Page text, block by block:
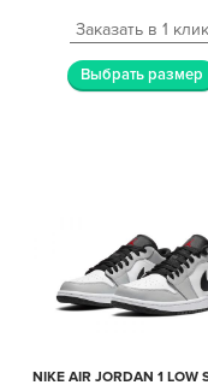
Заказать в 1 клик
Выбрать размер
NIKE AIR JORDAN 1 LOW